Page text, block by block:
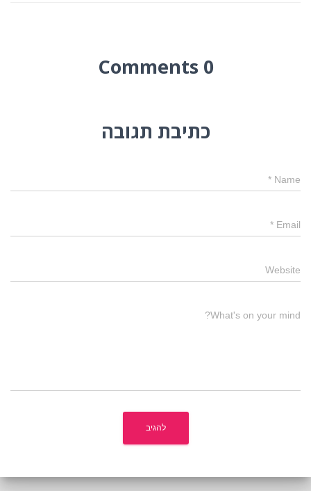
0 Comments
כתיבת תגובה
Name
*
Email
*
Website
What's on your mind?